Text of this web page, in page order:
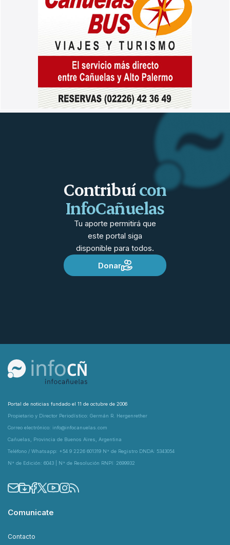
Contribuícon
InfoCañuelas
Tu aporte permitirá que
este portal siga
disponible para todos.
Donar
Portal de noticias fundado el 11 de octubre de 2006
Propietario y Director Periodístico: Germán R. Hergenrether
Correo electrónico: info@infocanuelas.com
Cañuelas, Provincia de Buenos Aires, Argentina
Teléfono / Whatsapp: +54 9 2226 601319 N° de Registro DNDA: 5343054
N° de Edición: 6043 | N° de Resolución RNPI: 2699932
Comunicate
Contacto